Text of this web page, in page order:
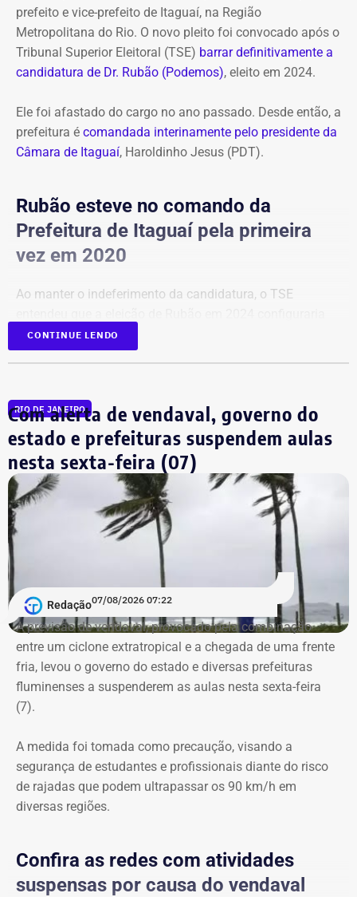
prefeito e vice-prefeito de Itaguaí, na Região
Metropolitana do Rio. O novo pleito foi convocado após o
Tribunal Superior Eleitoral (TSE) barrar definitivamente a
candidatura de Dr. Rubão (Podemos), eleito em 2024.
Ele foi afastado do cargo no ano passado. Desde então, a
prefeitura é comandada interinamente pelo presidente da
Câmara de Itaguaí, Haroldinho Jesus (PDT).
Rubão esteve no comando da
Prefeitura de Itaguaí pela primeira
vez em 2020
Ao manter o indeferimento da candidatura, o TSE
um terceiro mandato consecutivo, situação vedada pela
Constituição Federal.
Eleitoral, os partidos e federações terão até o dia 25 de
agosto para registrar as candidaturas que disputarão a
nova votação. A chapa vencedora tomará posse em
novembro deste ano e cumprirá mandato até 31 de
dezembro de 2028, completando o período
correspondente ao mandato iniciado após as eleições
municipais de 2024.
Com informações do “RJ2”.
CONTINUE LENDO
RIO DE JANEIRO
Com alerta de vendaval, governo do
estado e prefeituras suspendem aulas
nesta sexta-feira (07)
Redação07/08/2026 07:22
A previsão de vendaval, provocado pela combinação
entre um ciclone extratropical e a chegada de uma frente
fria, levou o governo do estado e diversas prefeituras
fluminenses a suspenderem as aulas nesta sexta-feira
(7).
A medida foi tomada como precaução, visando a
segurança de estudantes e profissionais diante do risco
de rajadas que podem ultrapassar os 90 km/h em
diversas regiões.
Confira as redes com atividades
suspensas por causa do vendaval